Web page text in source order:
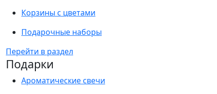
Корзины с цветами
Подарочные наборы
Перейти в раздел
Подарки
Ароматические свечи